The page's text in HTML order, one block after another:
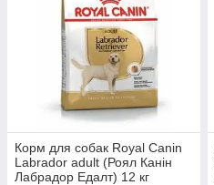
Корм для собак Royal Canin
Labrador adult (Роял Канін
Лабрадор Едалт) 12 кг